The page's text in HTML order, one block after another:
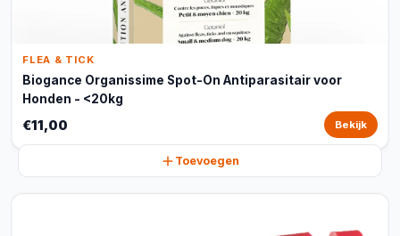
FLEA & TICK
Biogance Organissime Spot-On Antiparasitair voor
Honden - <20kg
€11,00 Bekijk
Toevoegen